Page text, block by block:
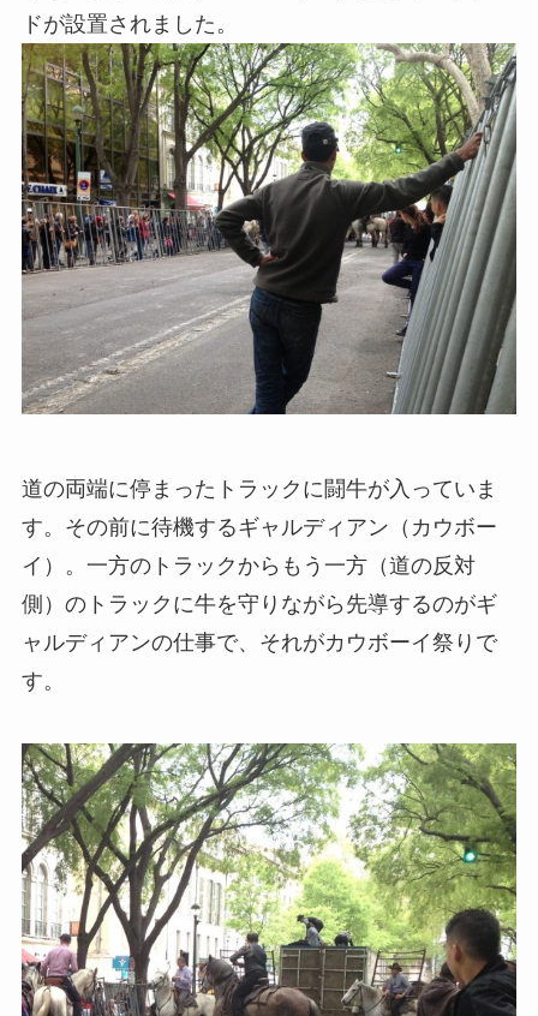
ドが設置されました。
道の両端に停まったトラックに闘牛が入っていま
す。その前に待機するギャルディアン（カウボー
イ）。一方のトラックからもう一方（道の反対
側）のトラックに牛を守りながら先導するのがギ
ャルディアンの仕事で、それがカウボーイ祭りで
す。